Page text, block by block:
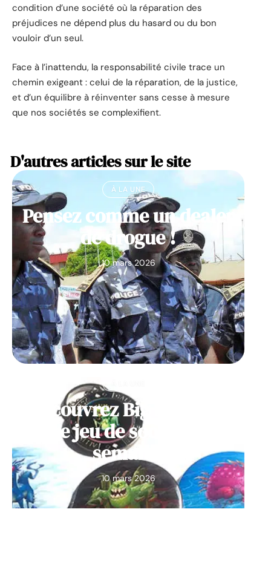
condition d’une société où la réparation des
préjudices ne dépend plus du hasard ou du bon
vouloir d’un seul.
Face à l’inattendu, la responsabilité civile trace un
chemin exigeant : celui de la réparation, de la justice,
et d’un équilibre à réinventer sans cesse à mesure
que nos sociétés se complexifient.
D'autres articles sur le site
À LA UNE
Pensez comme un dealer
de drogue !
10 mars 2026
Découvrez Big Monster,
notre jeu de société de la
semaine
10 mars 2026